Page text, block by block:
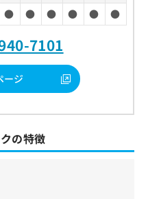
● ● ● ● ● ●
7101
ージ
の特徴